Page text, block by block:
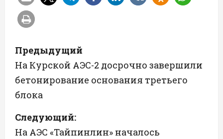
Н
а
в
г
Предыдущий
На Курской АЭС-2 досрочно завершили
бетонирование основания третьего
блока
Следующий:
На АЭС «Тайпинлин» началось